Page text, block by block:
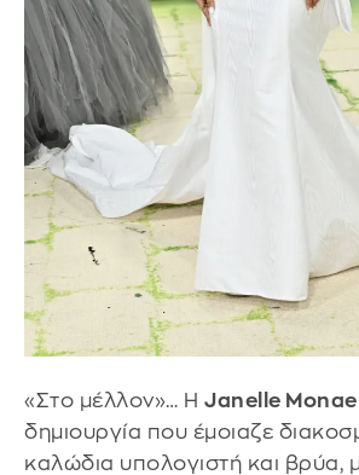
«Στο μέλλον»… Η Janelle Monae
δημιουργία που έμοιαζε
καλώδια υπολογιστή και βρύα,